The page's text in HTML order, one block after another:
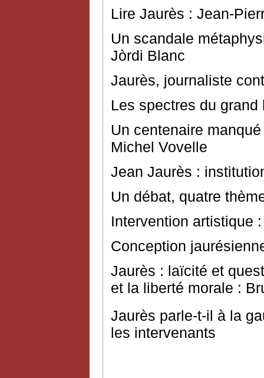
Lire Jaurès : Jean-
Un scandale
Jòrdi Blanc
Jaurès, journaliste
Les spectres du grand
Un centenaire
Michel Vovelle
Jean Jaurès :
Un débat, quatre
Intervention artistique
Conception
Jaurès : laïcité et
et la liberté morale :
Jaurès parle-t-il à la
les intervenants